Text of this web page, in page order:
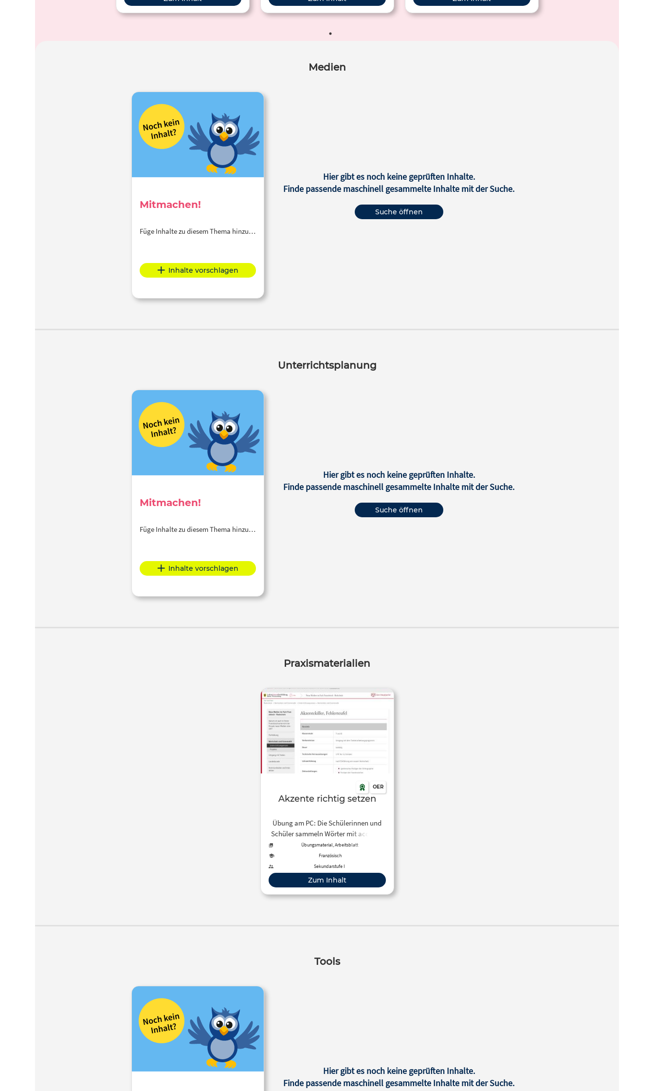
in ihre Datei.
Medien
Mitmachen!
Füge Inhalte zu diesem Thema hinzu…
Inhalte vorschlagen
Hier gibt es noch keine geprüften Inhalte.
Finde passende maschinell gesammelte Inhalte mit der Suche.
Suche öffnen
Unterrichtsplanung
Mitmachen!
Füge Inhalte zu diesem Thema hinzu…
Inhalte vorschlagen
Hier gibt es noch keine geprüften Inhalte.
Finde passende maschinell gesammelte Inhalte mit der Suche.
Suche öffnen
Praxismaterialien
OER
Akzente richtig setzen
Übung am PC: Die Schülerinnen und
Schüler sammeln Wörter mit accents,
cedille und anderen Sonderzeichen der
französischen Sprache. Sie wählen
eine bestimmte Anzahl aus und
schreiben sie ohne die Sonderzeichen
in ihre Datei.
Übungsmaterial, Arbeitsblatt
Französisch
Sekundarstufe I
Zum Inhalt
Tools
Hier gibt es noch keine geprüften Inhalte.
Finde passende maschinell gesammelte Inhalte mit der Suche.